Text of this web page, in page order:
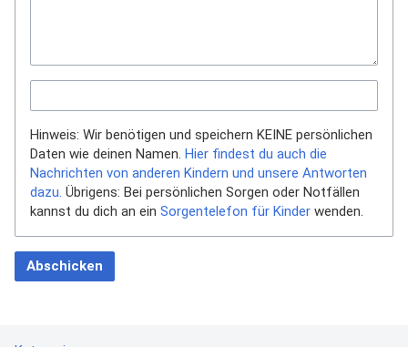
Hinweis: Wir benötigen und speichern KEINE persönlichen
Daten wie deinen Namen. Hier findest du auch die
Nachrichten von anderen Kindern und unsere Antworten
dazu. Übrigens: Bei persönlichen Sorgen oder Notfällen
kannst du dich an ein Sorgentelefon für Kinder wenden.
Abschicken